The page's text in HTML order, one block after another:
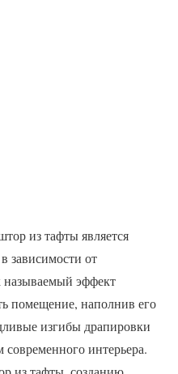
из тафты является
зависимости от
эффект
помещение, наполнив его
изгибы драпировки
интерьера.